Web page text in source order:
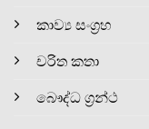
කාව්‍ය සංග්‍රහ
චරිත කතා
බෞද්ධ ග්‍රන්ථ